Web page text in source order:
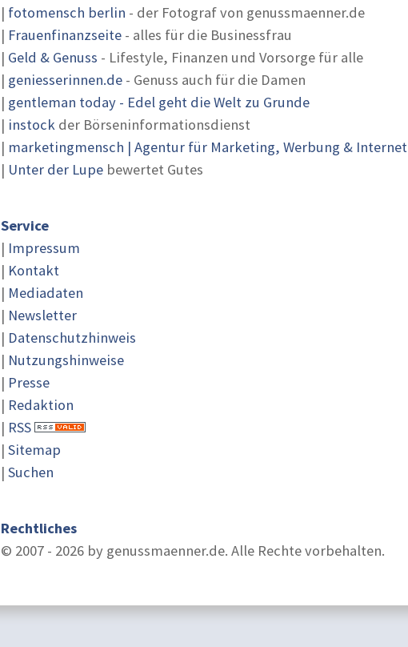
| fotomensch berlin - der Fotograf von genussmaenner.de
| Frauenfinanzseite - alles für die Businessfrau
| Geld & Genuss - Lifestyle, Finanzen und Vorsorge für alle
| geniesserinnen.de - Genuss auch für die Damen
| gentleman today - Edel geht die Welt zu Grunde
| instock der Börseninformationsdienst
| marketingmensch | Agentur für Marketing, Werbung & Internet
| Unter der Lupe bewertet Gutes
Service
| Impressum
| Kontakt
| Mediadaten
| Newsletter
| Datenschutzhinweis
| Nutzungshinweise
| Presse
| Redaktion
| RSS
| Sitemap
| Suchen
Rechtliches
© 2007 - 2026 by genussmaenner.de. Alle Rechte vorbehalten.